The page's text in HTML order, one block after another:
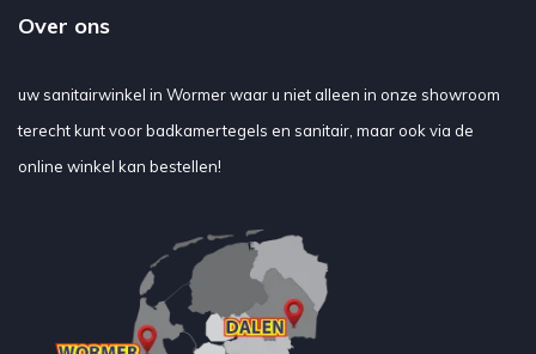
Over ons
uw sanitairwinkel in Wormer waar u niet alleen in onze showroom
terecht kunt voor badkamertegels en sanitair, maar ook via de
online winkel kan bestellen!